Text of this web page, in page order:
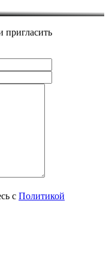
пригласить
с Политикой